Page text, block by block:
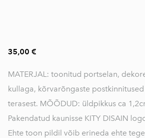
35,00 €
MATERJAL: toonitud portselan,
kullaga, kõrvarõngaste
terasest. MÕÕDUD: üldpikkus ca
Pakendatud kaunisse KITY DISAIN
Ehte toon pildil võib erineda ehte